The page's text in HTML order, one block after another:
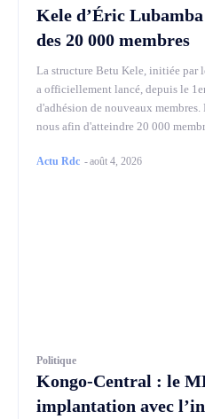
Kele d’Éric
des 20 000 membres
La structure Betu Kele, initiée par
a officiellement lancé, depuis le
d'adhésion de nouveaux membres.
nous afin d'atteindre 20 000
Actu Rdc -août 4, 2026
Politique
Kongo-Central : le
implantation avec